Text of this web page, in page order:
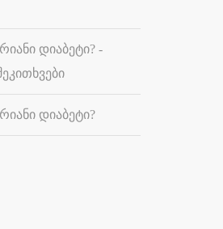
დიაბეტი? -
დიაბეტი?